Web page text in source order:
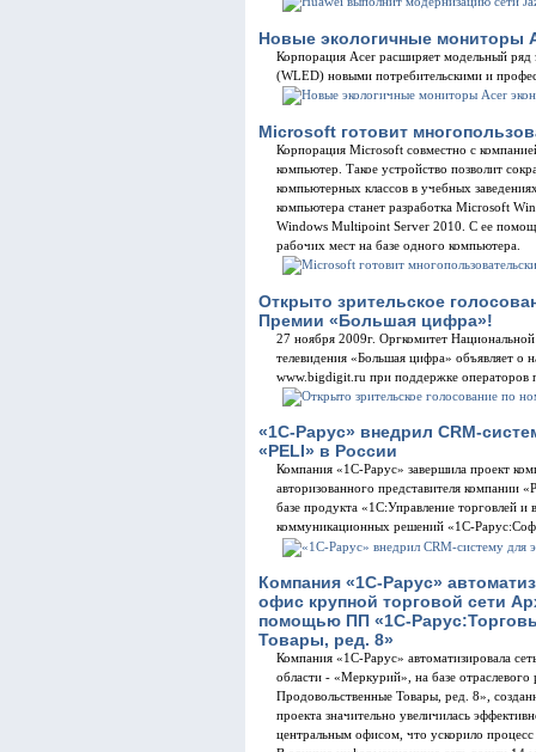
Новые экологичные мониторы
Корпорация Acer расширяет модельный ряд
(WLED) новыми потребительскими и
Microsoft готовит
Корпорация Microsoft совместно с
компьютер. Такое устройство позволит
компьютерных классов в учебных
компьютера станет разработка Microsoft
Windows Multipoint Server 2010. С ее
рабочих мест на базе одного компьютера.
Открыто зрительское
Премии «Большая цифра»!
27 ноября 2009г. Оргкомитет
телевидения «Большая цифра» объявляет о
www.bigdigit.ru при поддержке операторов
«1С-Рарус» внедрил CRM-
«PELI» в России
Компания «1С-Рарус» завершила проект
авторизованного представителя компании
базе продукта «1С:Управление торговлей
коммуникационных решений «1С-
Компания «1С-Рарус»
офис крупной торговой сети
помощью ПП «1С-
Товары, ред. 8»
Компания «1С-Рарус» автоматизировала
области - «Меркурий», на базе
Продовольственные Товары, ред. 8»,
проекта значительно увеличилась
центральным офисом, что ускорило